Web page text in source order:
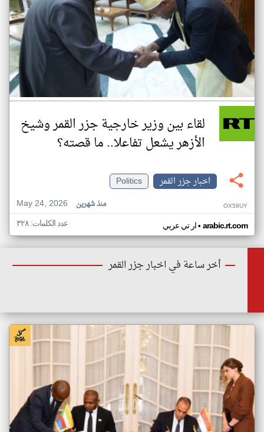
لقاء بين وزير خارجية جزر القمر وشيخ
الأزهر يشعل تفاعلا.. ما قصته؟
اخبار جزر القمر
Politics
May 24, 2026
منذ شهرين OX58UY
ار تي عربي• arabic.rt.com عدد الكلمات: ٣٢٨
أخر ساعة في اخبار جزر القمر